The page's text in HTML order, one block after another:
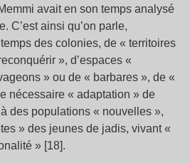
avait en son temps analysé
C’est ainsi qu’on parle,
des colonies, de « territoires
», d’espaces «
» ou de « barbares », de «
nécessaire « adaptation » de
des populations « nouvelles »,
» des jeunes de jadis, vivant «
» [18].